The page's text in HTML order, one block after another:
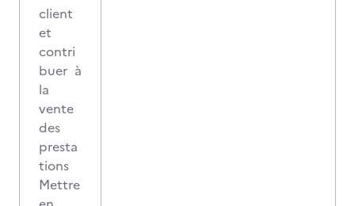
client
et
contri
buer à
la
vente
des
presta
tions
Mettre